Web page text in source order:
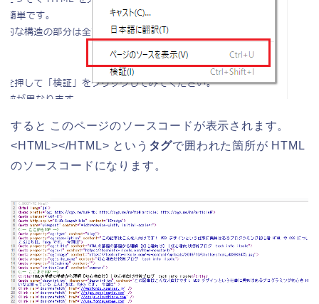
すると このページのソースコードが表示されます。
<HTML></HTML> という タグで囲われた箇所が HTML
のソースコードになります。